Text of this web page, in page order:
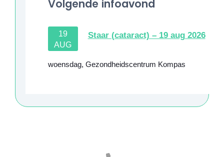
Volgende infoavond
19
AUG
Staar (cataract) – 19 aug 2026
woensdag, Gezondheidscentrum Kompas